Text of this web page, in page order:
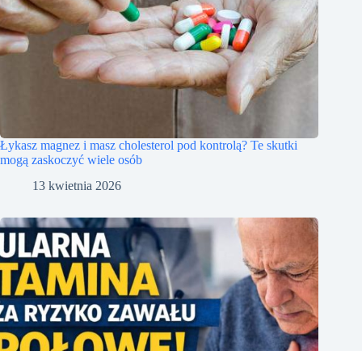
Łykasz magnez i masz cholesterol pod kontrolą? Te skutki
mogą zaskoczyć wiele osób
13 kwietnia 2026